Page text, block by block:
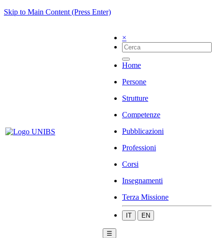
Skip to Main Content (Press Enter)
×
Home
Persone
Strutture
Competenze
Pubblicazioni
Professioni
Corsi
Insegnamenti
Terza Missione
IT EN
☰